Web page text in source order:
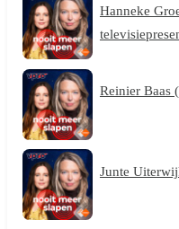
Hanneke
Reinier Baas
Junte